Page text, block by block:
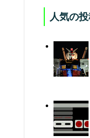
人気の